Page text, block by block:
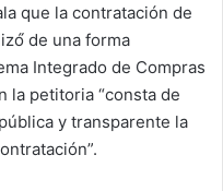
que la contratación de
de una forma
Integrado de Compras
la petitoria “consta de
y transparente la